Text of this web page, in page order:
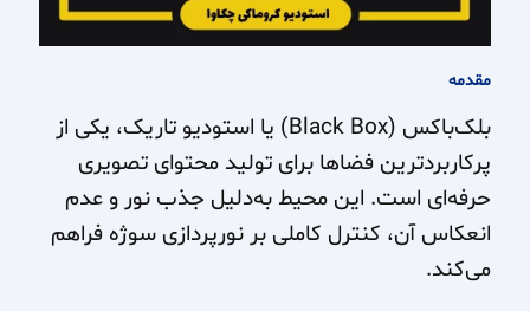
مقدمه
بلک‌باکس (Black Box) یا استودیو تاریک، یکی از
پرکاربردترین فضاها برای تولید محتوای تصویری
حرفه‌ای است. این محیط به‌دلیل جذب نور و عدم
انعکاس آن، کنترل کاملی بر نورپردازی سوژه فراهم
می‌کند.